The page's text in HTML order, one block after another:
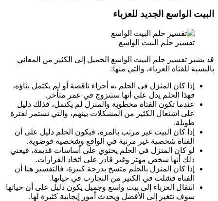
البيت الواسع الجديد للعزباء
تفسير حلم البيت الواسع
قد يشير تفسير حلم البيت الواسع الجميل إلى الكثير من المعاني
بالنسبة للفتاة العزباء، والتي منها:
إذا كان المنزل في الحلم به أجزاء ناقصة أو لم يكتمل بناؤه،
فهذا الحلم يدل على أنها ستتزوج في عمر متأخر.
عندما تكون الفتاة مخطوبة والمنزل لم يكتمل، فذلك دليل
على اشتعال الكثير من المشكلات بينهم، والتي تستمر لفترة
طويلة.
إذا كان البيت غير مرتب بالمرة، فيكون الحلم دليل على أن
الفتاة شخصية غير مرتبة في الواقع وشخصية فوضوية.
لو كان المنزل في الحلم يحتوي على أساسات قديمة، فيعني
ذلك أنها شخص مهتز وغير قادر على اتخاذ القرارات.
إذا كان المنزل بالحلم متسخ بدرجة كبيرة، فالتفسير هنا أن
الفتاة فشلت في الكثير من التجارب في حياتها.
انتقال العزباء إلى بيت واسع وجميل يكون دليل على أن حياتها
سوف تتغير إلى الأفضل ويحدث أمور إيجابية كثيرة لها.